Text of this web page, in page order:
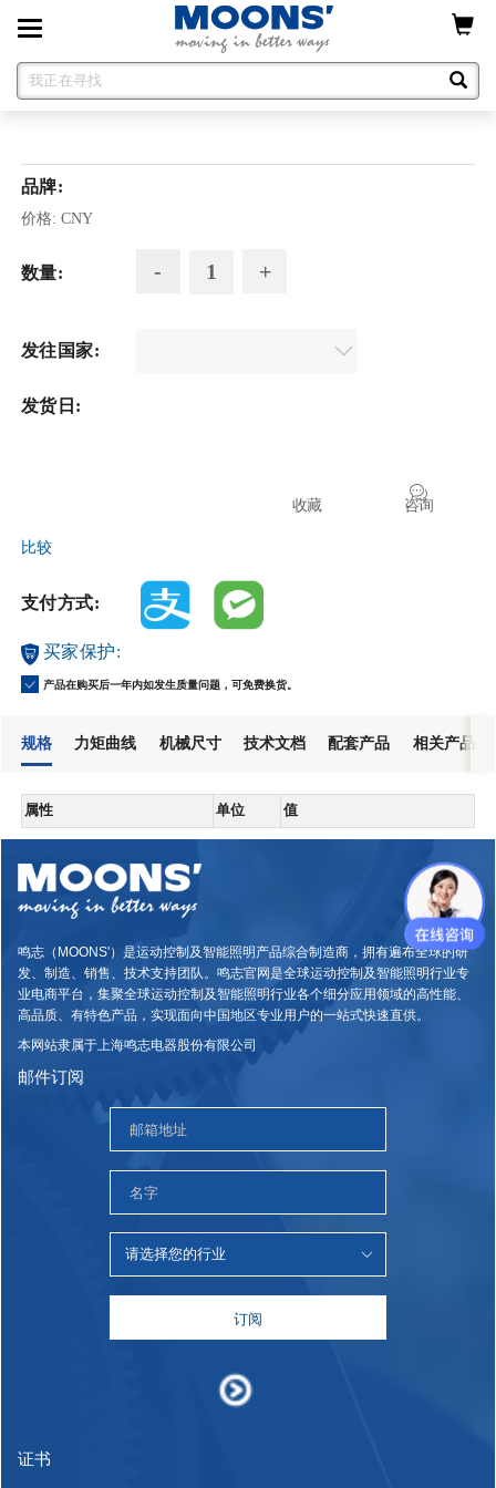
Toggle
navigation
品牌:
价格: CNY
数量:
发往国家:
发货日:
咨询
收藏
比较
支付方式:
买家保护:
产品在购买后一年内如发生质量问题，可免费换货。
规格 力矩曲线 机械尺寸 技术文档 配套产品 相关产品
属性 单位 值
鸣志（MOONS'）是运动控制及智能照明产品综合制造商，拥有遍布全球的研
发、制造、销售、技术支持团队。鸣志官网是全球运动控制及智能照明行业专
业电商平台，集聚全球运动控制及智能照明行业各个细分应用领域的高性能、
高品质、有特色产品，实现面向中国地区专业用户的一站式快速直供。
本网站隶属于上海鸣志电器股份有限公司
邮件订阅
订阅
证书